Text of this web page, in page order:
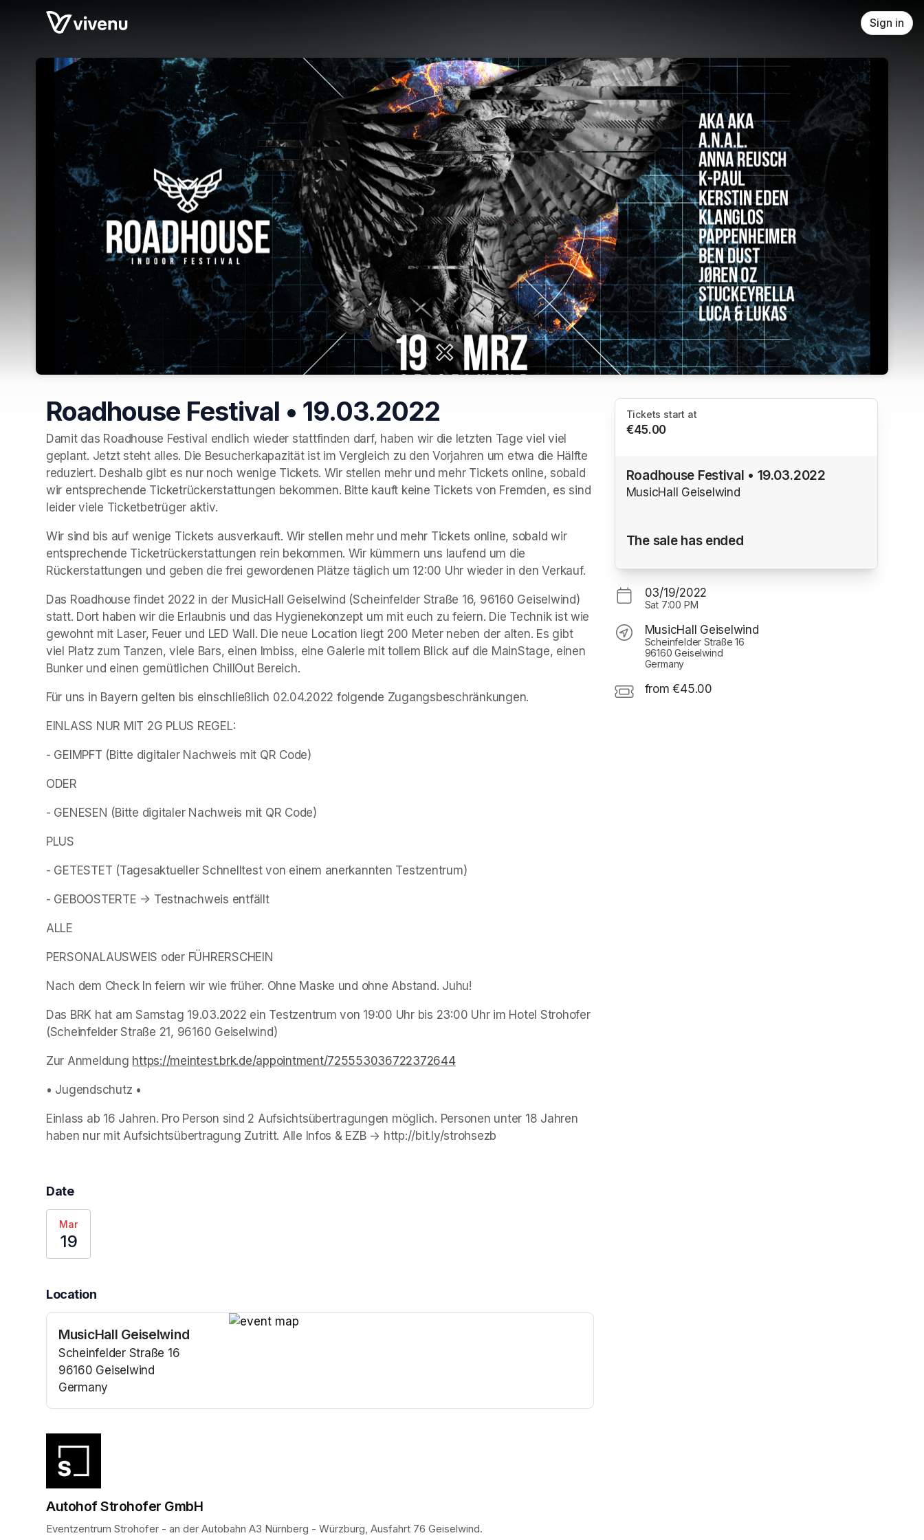
Skip header
Sign in
Roadhouse Festival • 19.03.2022
Damit das Roadhouse Festival endlich wieder stattfinden darf, haben wir die letzten Tage viel viel
geplant. Jetzt steht alles. Die Besucherkapazität ist im Vergleich zu den Vorjahren um etwa die Hälfte
reduziert. Deshalb gibt es nur noch wenige Tickets. Wir stellen mehr und mehr Tickets online, sobald
wir entsprechende Ticketrückerstattungen bekommen. Bitte kauft keine Tickets von Fremden, es sind
leider viele Ticketbetrüger aktiv.
Wir sind bis auf wenige Tickets ausverkauft. Wir stellen mehr und mehr Tickets online, sobald wir
entsprechende Ticketrückerstattungen rein bekommen. Wir kümmern uns laufend um die
Rückerstattungen und geben die frei gewordenen Plätze täglich um 12:00 Uhr wieder in den Verkauf.
Das Roadhouse findet 2022 in der MusicHall Geiselwind (Scheinfelder Straße 16, 96160 Geiselwind)
statt. Dort haben wir die Erlaubnis und das Hygienekonzept um mit euch zu feiern. Die Technik ist wie
gewohnt mit Laser, Feuer und LED Wall. Die neue Location liegt 200 Meter neben der alten. Es gibt
viel Platz zum Tanzen, viele Bars, einen Imbiss, eine Galerie mit tollem Blick auf die MainStage, einen
Bunker und einen gemütlichen ChillOut Bereich.
Für uns in Bayern gelten bis einschließlich 02.04.2022 folgende Zugangsbeschränkungen.
EINLASS NUR MIT 2G PLUS REGEL:
- GEIMPFT (Bitte digitaler Nachweis mit QR Code)
ODER
- GENESEN (Bitte digitaler Nachweis mit QR Code)
PLUS
- GETESTET (Tagesaktueller Schnelltest von einem anerkannten Testzentrum)
- GEBOOSTERTE -> Testnachweis entfällt
ALLE
PERSONALAUSWEIS oder FÜHRERSCHEIN
Nach dem Check In feiern wir wie früher. Ohne Maske und ohne Abstand. Juhu!
Das BRK hat am Samstag 19.03.2022 ein Testzentrum von 19:00 Uhr bis 23:00 Uhr im Hotel Strohofer
(Scheinfelder Straße 21, 96160 Geiselwind)
Zur Anmeldung https://meintest.brk.de/appointment/725553036722372644(opens in a new tab)
• Jugendschutz •
Einlass ab 16 Jahren. Pro Person sind 2 Aufsichtsübertragungen möglich. Personen unter 18 Jahren
haben nur mit Aufsichtsübertragung Zutritt. Alle Infos & EZB -> http://bit.ly/strohsezb
Date
Mar
19
Location
MusicHall Geiselwind
Scheinfelder Straße 16
96160 Geiselwind
Germany
Tickets start at
€45.00
Roadhouse Festival • 19.03.2022
MusicHall Geiselwind
The sale has ended
03/19/2022
Sat 7:00 PM
MusicHall Geiselwind
Scheinfelder Straße 16
96160 Geiselwind
Germany
from €45.00
Autohof Strohofer GmbH
Eventzentrum Strohofer - an der Autobahn A3 Nürnberg - Würzburg, Ausfahrt 76 Geiselwind.